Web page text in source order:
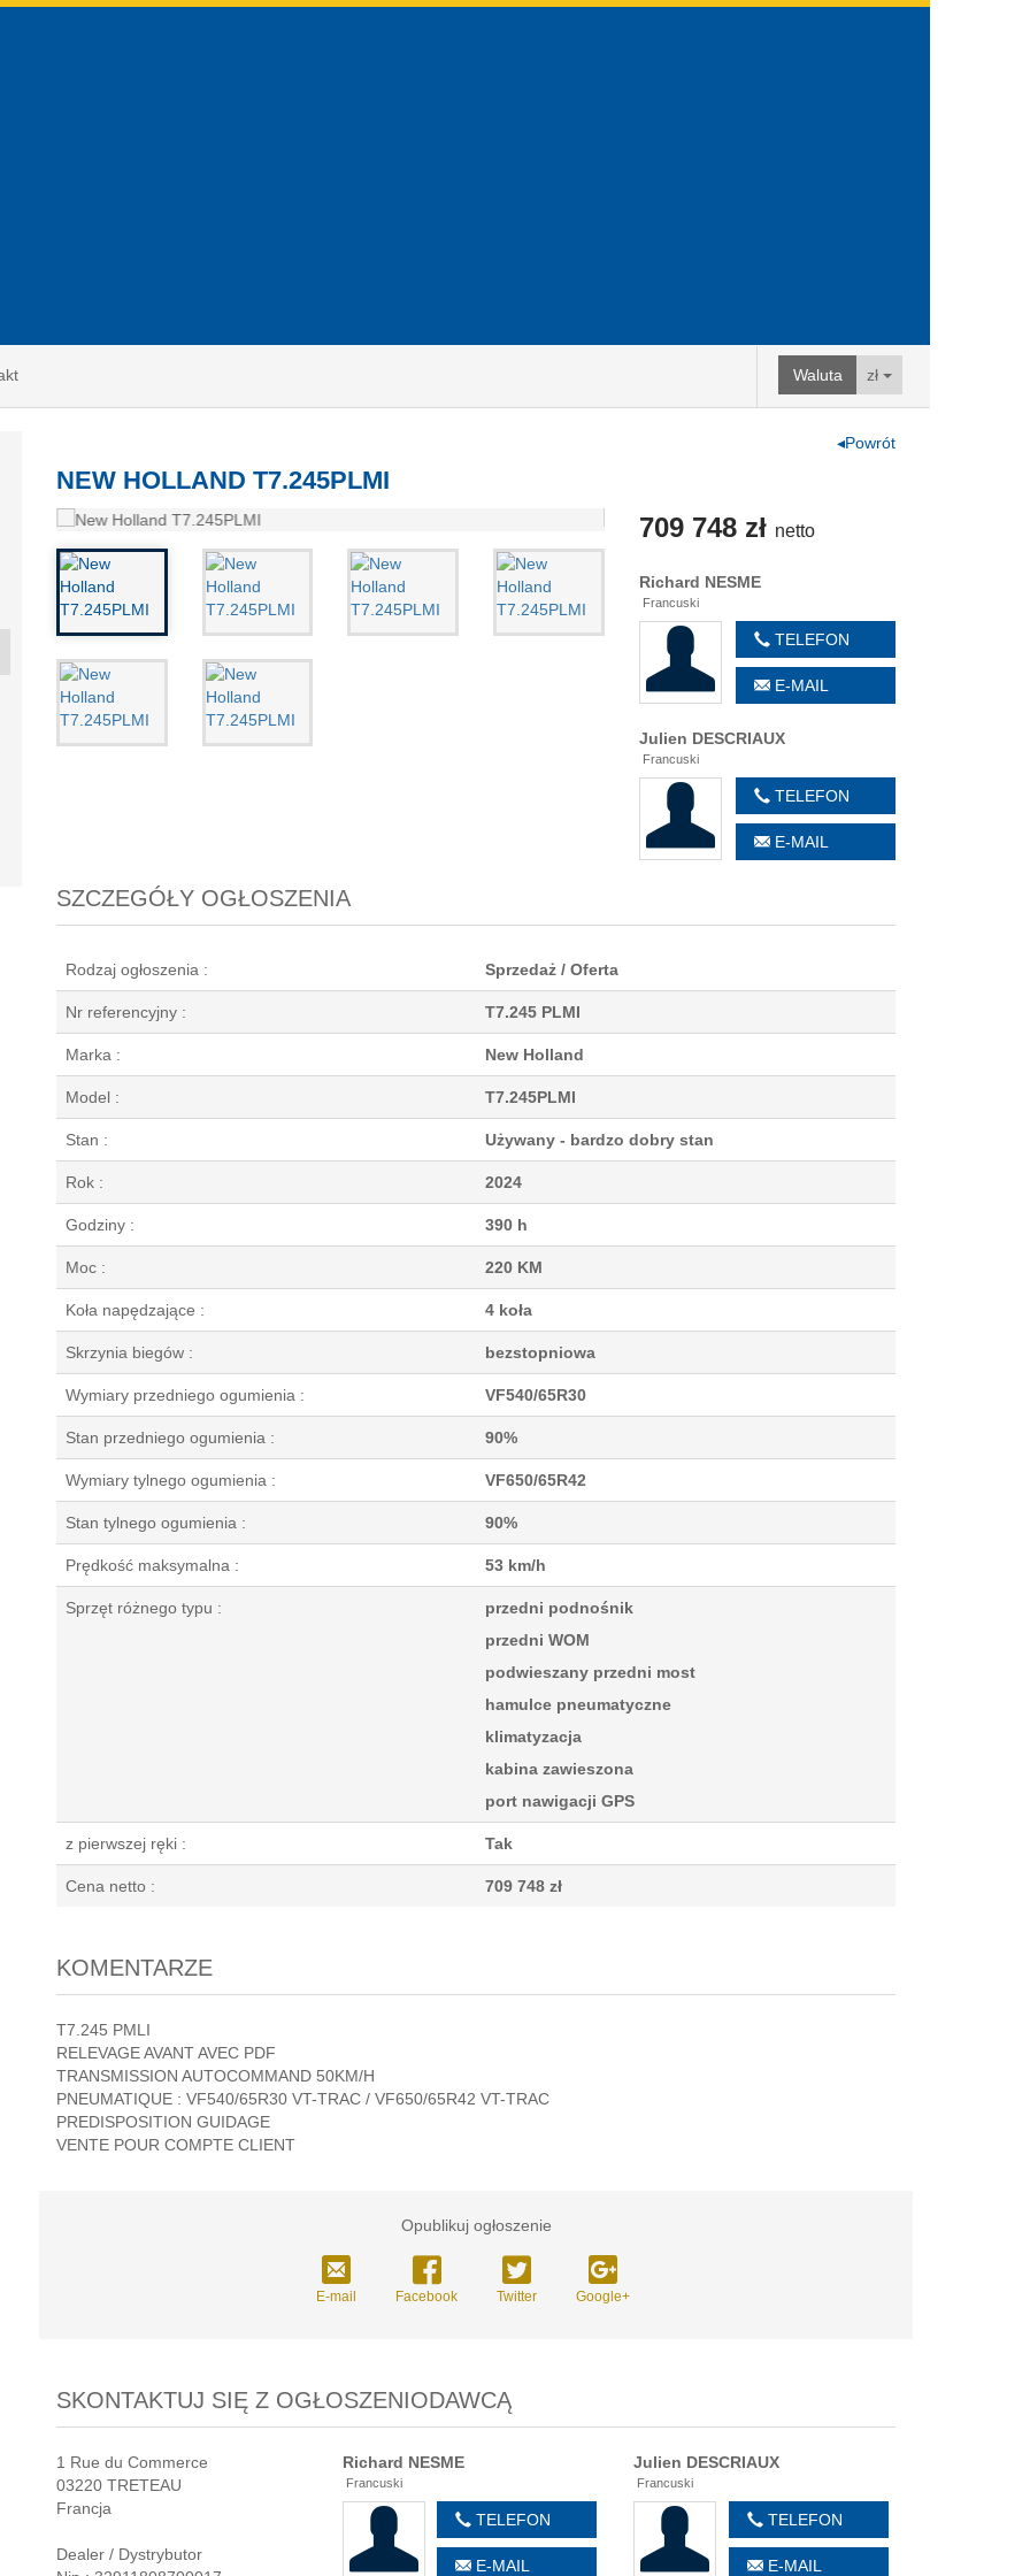
Waluta zł
◂Powrót
NEW HOLLAND T7.245PLMI
709 748 zł netto
Richard NESME
Francuski
TELEFON
E-MAIL
Julien DESCRIAUX
Francuski
TELEFON
E-MAIL
SZCZEGÓŁY OGŁOSZENIA
Rodzaj ogłoszenia : Sprzedaż / Oferta
Nr referencyjny : T7.245 PLMI
Marka : New Holland
Model : T7.245PLMI
Stan : Używany - bardzo dobry stan
Rok : 2024
Godziny : 390 h
Moc : 220 KM
Koła napędzające : 4 koła
Skrzynia biegów : bezstopniowa
Wymiary przedniego ogumienia : VF540/65R30
Stan przedniego ogumienia : 90%
Wymiary tylnego ogumienia : VF650/65R42
Stan tylnego ogumienia : 90%
Prędkość maksymalna : 53 km/h
Sprzęt różnego typu :
przedni podnośnik
przedni WOM
podwieszany przedni most
hamulce pneumatyczne
klimatyzacja
kabina zawieszona
port nawigacji GPS
z pierwszej ręki : Tak
Cena netto : 709 748 zł
KOMENTARZE
T7.245 PMLI
RELEVAGE AVANT AVEC PDF
TRANSMISSION AUTOCOMMAND 50KM/H
PNEUMATIQUE : VF540/65R30 VT-TRAC / VF650/65R42 VT-TRAC
PREDISPOSITION GUIDAGE
VENTE POUR COMPTE CLIENT
Opublikuj ogłoszenie
E-mail Facebook Twitter Google+
SKONTAKTUJ SIĘ Z OGŁOSZENIODAWCĄ
1 Rue du Commerce
03220 TRETEAU
Francja
Dealer / Dystrybutor
Richard NESME
Francuski
TELEFON
E-MAIL
Julien DESCRIAUX
Francuski
TELEFON
E-MAIL
T7.190
zł
NEW HOLLAND T6.145
240 884 zł